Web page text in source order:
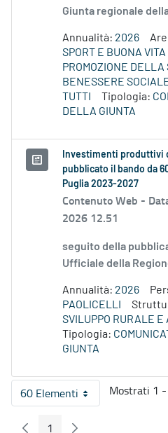
Giunta regionale
Annualità: 2026
SPORT E BUONA VITA
PROMOZIONE
BENESSERE
TUTTI
Tipologia:
DELLA GIUNTA
Investimenti produttivi
pubblicato il bando da
Puglia 2023-2027
Contenuto Web -
2026 12.51
seguito della
Ufficiale della
Annualità: 2026
PAOLICELLI
SVILUPPO RURALE E
Tipologia:
GIUNTA
60 ElementiPer pagina
Mostrati 1
Pagina Precedente
1 Pagina Seguente